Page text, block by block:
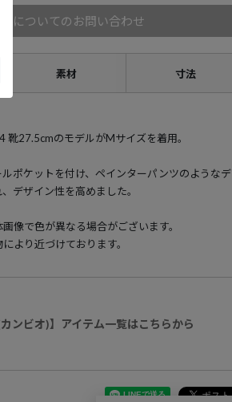
品についてのお問い合わせ
素材 寸法
27.5cmのモデルがMサイズを着用。
ポケットを付け、ペインターパンツのようなデ
デザイン性を高めました。
像で色が異なる場合がございます。
より近づけております。
ンビオ)】アイテム一覧はこちらから